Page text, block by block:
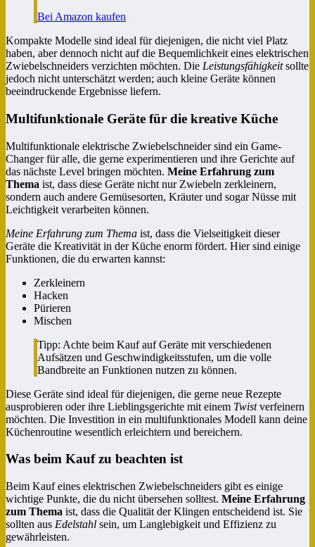
Bei Amazon kaufen
Kompakte Modelle sind ideal für diejenigen, die nicht viel Platz
haben, aber dennoch nicht auf die Bequemlichkeit eines elektrischen
Zwiebelschneiders verzichten möchten. Die Leistungsfähigkeitsollte
jedoch nicht unterschätzt werden; auch kleine Geräte können
beeindruckende Ergebnisse liefern.
Multifunktionale Geräte für die kreative Küche
Multifunktionale elektrische Zwiebelschneider sind ein Game-
Changer für alle, die gerne experimentieren und ihre Gerichte auf
das nächste Level bringen möchten. Meine Erfahrung zum
Thema ist, dass diese Geräte nicht nur Zwiebeln zerkleinern,
sondern auch andere Gemüsesorten, Kräuter und sogar Nüsse mit
Leichtigkeit verarbeiten können.
Meine Erfahrung zum Thema ist, dass die Vielseitigkeit dieser
Geräte die Kreativität in der Küche enorm fördert. Hier sind einige
Funktionen, die du erwarten kannst:
Zerkleinern
Hacken
Pürieren
Mischen
Tipp: Achte beim Kauf auf Geräte mit verschiedenen
Aufsätzen und Geschwindigkeitsstufen, um die volle
Bandbreite an Funktionen nutzen zu können.
Diese Geräte sind ideal für diejenigen, die gerne neue Rezepte
ausprobieren oder ihre Lieblingsgerichte mit einem Twistverfeinern
möchten. Die Investition in ein multifunktionales Modell kann deine
Küchenroutine wesentlich erleichtern und bereichern.
Was beim Kauf zu beachten ist
Beim Kauf eines elektrischen Zwiebelschneiders gibt es einige
wichtige Punkte, die du nicht übersehen solltest. Meine Erfahrung
zum Thema ist, dass die Qualität der Klingen entscheidend ist. Sie
sollten aus Edelstahl sein, um Langlebigkeit und Effizienz zu
gewährleisten.